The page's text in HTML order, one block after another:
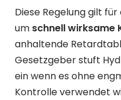
Diese Regelung gilt
um schnell wirksame
anhaltende
Gesetzgeber stuft
ein wenn es ohne
Kontrolle verwendet